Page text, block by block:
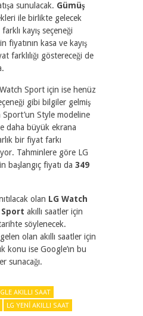
sunulacak. Gümüş
ile birlikte gelecek
kayış seçeneği
fiyatının kasa ve kayış
farklılığı göstereceği de
Sport için ise henüz
gibi bilgiler gelmiş
Style modeline
daha büyük ekrana
bir fiyat farkı
Tahminlere göre LG
başlangıç fiyatı da 349
olan LG Watch
Sport akıllı saatler için
söylenecek.
olan akıllı saatler için
konu ise Google’ın bu
sunacağı.
AKILLI SAAT
LG YENI AKILLI SAAT